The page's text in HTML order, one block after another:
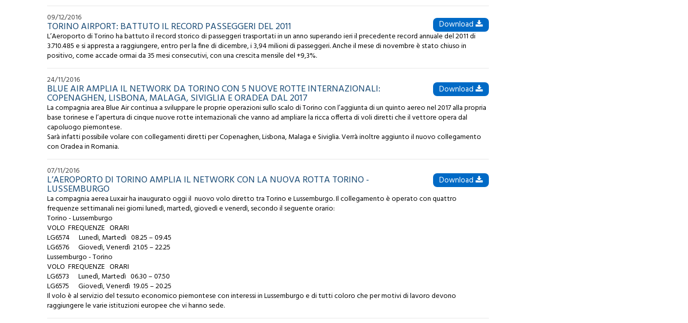
09/12/2016
TORINO AIRPORT: BATTUTO IL RECORD PASSEGGERI DEL 2011 Download
L’Aeroporto di Torino ha battuto il record storico di passeggeri trasportati in un anno superando ieri il precedente record annuale del 2011 di
3.710.485 e si appresta a raggiungere, entro per la fine di dicembre, i 3,94 milioni di passeggeri. Anche il mese di novembre è stato chiuso in
positivo, come accade ormai da 35 mesi consecutivi, con una crescita mensile del +9,3%.
24/11/2016
BLUE AIR AMPLIA IL NETWORK DA TORINO CON 5 NUOVE ROTTE INTERNAZIONALI:
COPENAGHEN, LISBONA, MALAGA, SIVIGLIA E ORADEA DAL 2017
Download
La compagnia area Blue Air continua a sviluppare le proprie operazioni sullo scalo di Torino con l’aggiunta di un quinto aereo nel 2017 alla propria
base torinese e l’apertura di cinque nuove rotte internazionali che vanno ad ampliare la ricca offerta di voli diretti che il vettore opera dal
capoluogo piemontese.
Sarà infatti possibile volare con collegamenti diretti per Copenaghen, Lisbona, Malaga e Siviglia. Verrà inoltre aggiunto il nuovo collegamento
con Oradea in Romania.
07/11/2016
L’AEROPORTO DI TORINO AMPLIA IL NETWORK CON LA NUOVA ROTTA TORINO -
LUSSEMBURGO
Download
La compagnia aerea Luxair ha inaugurato oggi il nuovo volo diretto tra Torino e Lussemburgo. Il collegamento è operato con quattro
frequenze settimanali nei giorni lunedì, martedì, giovedì e venerdì, secondo il seguente orario:
Torino - Lussemburgo
VOLO FREQUENZE ORARI
LG6574 Lunedì, Martedì 08.25 – 09.45
LG6576 Giovedì, Venerdì 21.05 – 22.25
Lussemburgo - Torino
VOLO FREQUENZE ORARI
LG6573 Lunedì, Martedì 06.30 – 07.50
LG6575 Giovedì, Venerdì 19.05 – 20.25
Il volo è al servizio del tessuto economico piemontese con interessi in Lussemburgo e di tutti coloro che per motivi di lavoro devono
raggiungere le varie istituzioni europee che vi hanno sede.